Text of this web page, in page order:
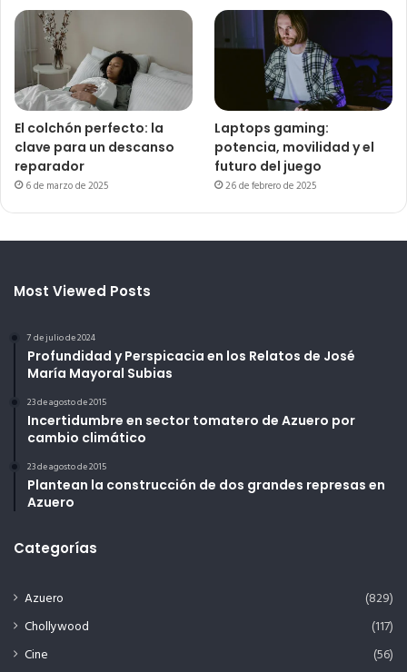
El colchón perfecto: la
clave para un descanso
reparador
6 de marzo de 2025
Laptops gaming:
potencia, movilidad y el
futuro del juego
26 de febrero de 2025
Most Viewed Posts
7 de julio de 2024
Profundidad y Perspicacia en los Relatos de José
María Mayoral Subias
23 de agosto de 2015
Incertidumbre en sector tomatero de Azuero por
cambio climático
23 de agosto de 2015
Plantean la construcción de dos grandes represas en
Azuero
Categorías
Azuero
(829)
Chollywood
(117)
Cine
(56)